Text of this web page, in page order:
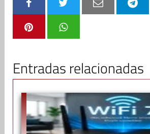
Entradas relacionadas